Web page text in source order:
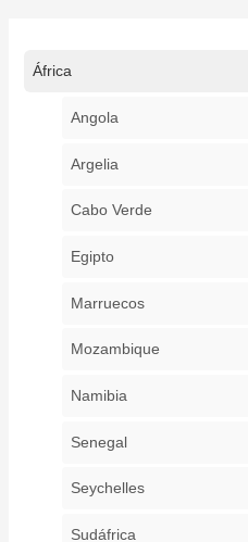
África
Angola
Argelia
Cabo Verde
Egipto
Marruecos
Mozambique
Namibia
Senegal
Seychelles
Sudáfrica